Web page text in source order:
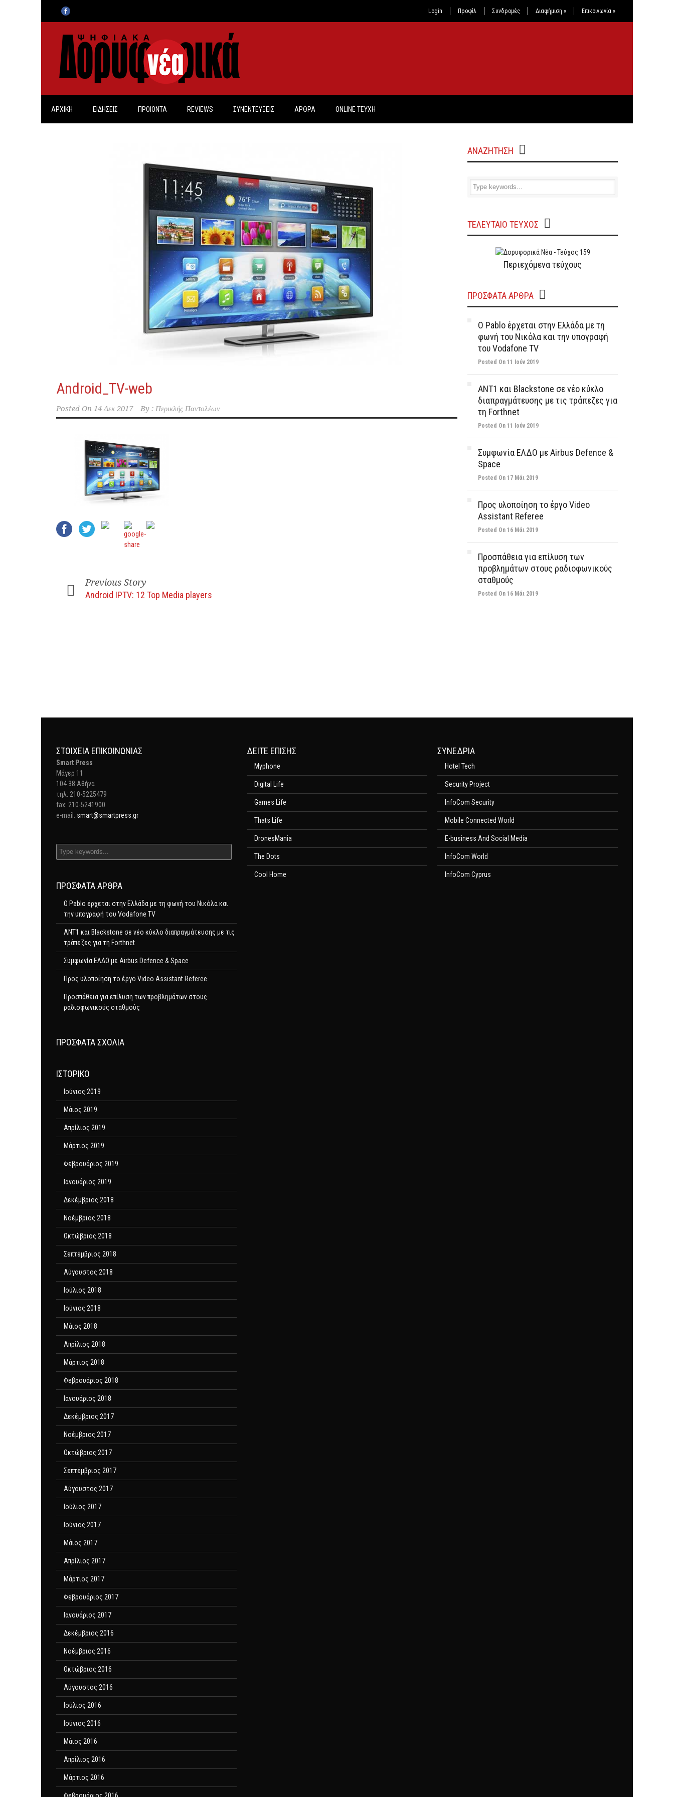
Login Προφίλ Συνδρομές Διαφήμιση » Επικοινωνία »
ΑΡΧΙΚΗ ΕΙΔΗΣΕΙΣ ΠΡΟΙΟΝΤΑ REVIEWS ΣΥΝΕΝΤΕΥΞΕΙΣ ΑΡΘΡΑ ONLINE TEYXH
Android_TV-web
Posted On 14 Δεκ 2017 By : Περικλής Παντολέων
Previous Story
Android IPTV: 12 Top Media players
ΑΝΑΖΗΤΗΣΗ
ΤΕΛΕΥΤΑΙΟ ΤΕΥΧΟΣ
Περιεχόμενα τεύχους
ΠΡΌΣΦΑΤΑ ΆΡΘΡΑ
Ο Pablo έρχεται στην Ελλάδα με τη
φωνή του Νικόλα και την υπογραφή
του Vodafone TV
Posted On 11 Ιούν 2019
ΑΝΤ1 και Blackstone σε νέο κύκλο
διαπραγμάτευσης με τις τράπεζες για
τη Forthnet
Posted On 11 Ιούν 2019
Συμφωνία ΕΛΔΟ με Airbus Defence &
Space
Posted On 17 Μάι 2019
Προς υλοποίηση το έργο Video
Assistant Referee
Posted On 16 Μάι 2019
Προσπάθεια για επίλυση των
προβλημάτων στους ραδιοφωνικούς
σταθμούς
Posted On 16 Μάι 2019
ΣΤΟΙΧΕΊΑ ΕΠΙΚΟΙΝΩΝΊΑΣ
Smart Press
Mάγερ 11
104 38 Αθήνα
τηλ: 210-5225479
fax: 210-5241900
e-mail: smart@smartpress.gr
ΠΡΌΣΦΑΤΑ ΆΡΘΡΑ
Ο Pablo έρχεται στην Ελλάδα με τη φωνή του Νικόλα και
την υπογραφή του Vodafone TV
ΑΝΤ1 και Blackstone σε νέο κύκλο διαπραγμάτευσης με τις
τράπεζες για τη Forthnet
Συμφωνία ΕΛΔΟ με Airbus Defence & Space
Προς υλοποίηση το έργο Video Assistant Referee
Προσπάθεια για επίλυση των προβλημάτων στους
ραδιοφωνικούς σταθμούς
ΠΡΌΣΦΑΤΑ ΣΧΌΛΙΑ
ΙΣΤΟΡΙΚΌ
Ιούνιος 2019
Μάιος 2019
Απρίλιος 2019
Μάρτιος 2019
Φεβρουάριος 2019
Ιανουάριος 2019
Δεκέμβριος 2018
Νοέμβριος 2018
Οκτώβριος 2018
Σεπτέμβριος 2018
Αύγουστος 2018
Ιούλιος 2018
Ιούνιος 2018
Μάιος 2018
Απρίλιος 2018
Μάρτιος 2018
Φεβρουάριος 2018
Ιανουάριος 2018
Δεκέμβριος 2017
Νοέμβριος 2017
Οκτώβριος 2017
Σεπτέμβριος 2017
Αύγουστος 2017
Ιούλιος 2017
Ιούνιος 2017
Μάιος 2017
Απρίλιος 2017
Μάρτιος 2017
Φεβρουάριος 2017
Ιανουάριος 2017
Δεκέμβριος 2016
Νοέμβριος 2016
Οκτώβριος 2016
Αύγουστος 2016
Ιούλιος 2016
Ιούνιος 2016
Μάιος 2016
Απρίλιος 2016
Μάρτιος 2016
ΔΕΊΤΕ ΕΠΊΣΗΣ
Myphone
Digital Life
Games Life
Thats Life
DronesMania
The Dots
Cool Home
ΣΥΝΕΔΡΙΑ
Hotel Tech
Security Project
InfoCom Security
Mobile Connected World
E-business And Social Media
InfoCom World
InfoCom Cyprus